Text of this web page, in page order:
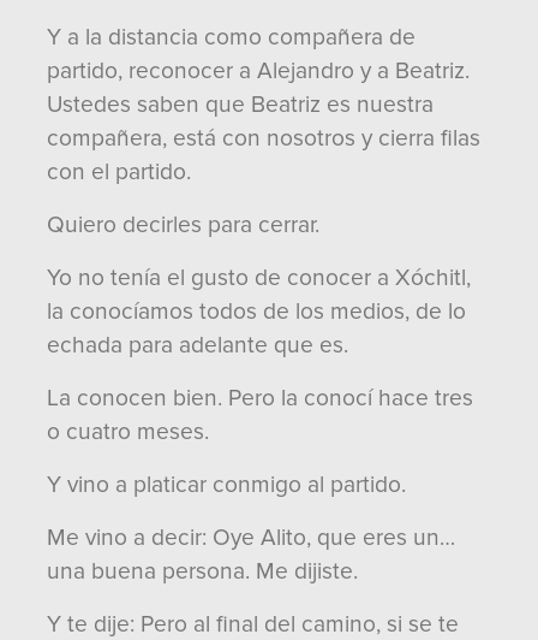
Y a la distancia como compañera de
partido, reconocer a Alejandro y a Beatriz.
Ustedes saben que Beatriz es nuestra
compañera, está con nosotros y cierra filas
con el partido.
Quiero decirles para cerrar.
Yo no tenía el gusto de conocer a Xóchitl,
la conocíamos todos de los medios, de lo
echada para adelante que es.
La conocen bien. Pero la conocí hace tres
o cuatro meses.
Y vino a platicar conmigo al partido.
Me vino a decir: Oye Alito, que eres un…
una buena persona. Me dijiste.
Y te dije: Pero al final del camino, si se te